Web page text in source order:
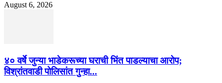
August 6, 2026
४० वर्षे जुन्या भाडेकरूच्या घराची भिंत पाडल्याचा आरोप;
विश्रांतवाडी पोलिसांत गुन्हा...